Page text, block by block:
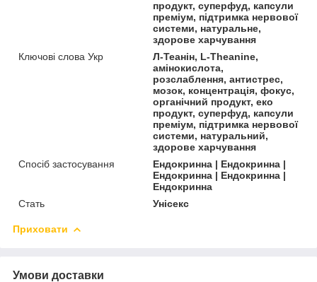
продукт, суперфуд, капсули
преміум, підтримка нервової
системи, натуральне,
здорове харчування
Ключові слова Укр
Л-Теанін, L-Theanine,
амінокислота,
розслаблення, антистрес,
мозок, концентрація, фокус,
органічний продукт, еко
продукт, суперфуд, капсули
преміум, підтримка нервової
системи, натуральний,
здорове харчування
Спосіб застосування
Ендокринна | Ендокринна |
Ендокринна | Ендокринна |
Ендокринна
Стать
Унісекс
Приховати
Умови доставки